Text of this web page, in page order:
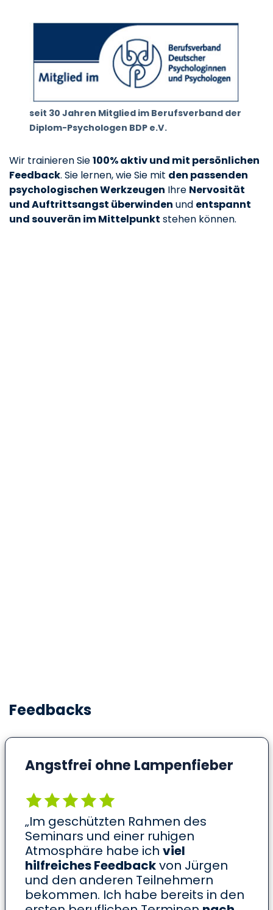
seit 30 Jahren Mitglied im Berufsverband der
Diplom-Psychologen BDP e.V.
Wir trainieren Sie100% aktiv und mit persönlichen
Feedback. Sie lernen, wie Sie mit den passenden
psychologischen Werkzeugen Ihre Nervosität
und Auftrittsangst überwinden und entspannt
und souverän im Mittelpunkt stehen können.
Feedbacks
Angstfrei ohne Lampenfieber
„Im geschützten Rahmen des
Seminars und einer ruhigen
Atmosphäre habe ich viel
hilfreiches Feedbackvon Jürgen
und den anderen Teilnehmern
bekommen. Ich habe bereits in den